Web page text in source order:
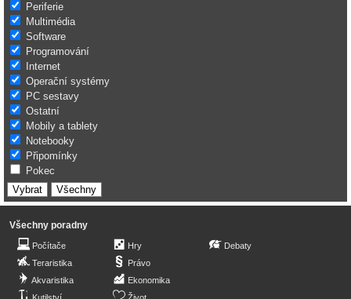
Periferie
Multimédia
Software
Programování
Internet
Operační systémy
PC sestavy
Ostatní
Mobily a tablety
Notebooky
Připomínky
Pokec
Všechny poradny
Počítače
Teraristika
Akvaristika
Hry
Právo
Ekonomika
Debaty